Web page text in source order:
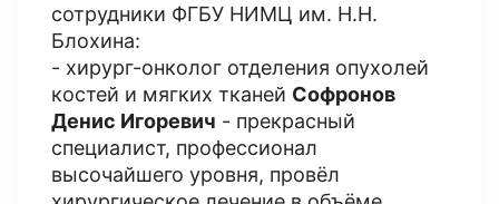
сотрудники ФГБУ НИМЦ им. Н.Н.
Блохина:
- хирург-онколог отделения опухолей
костей и мягких тканей Софронов
Денис Игоревич - прекрасный
специалист, профессионал
высочайшего уровня, провёл